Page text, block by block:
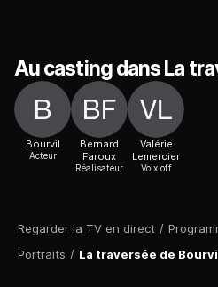
Regarder la TV en direct /
Portraits / La traversée de
Au casting dans La
Bourvil
Acteur
Bernard
Faroux
Réalisateur
Valérie
Lemercier
Voix off